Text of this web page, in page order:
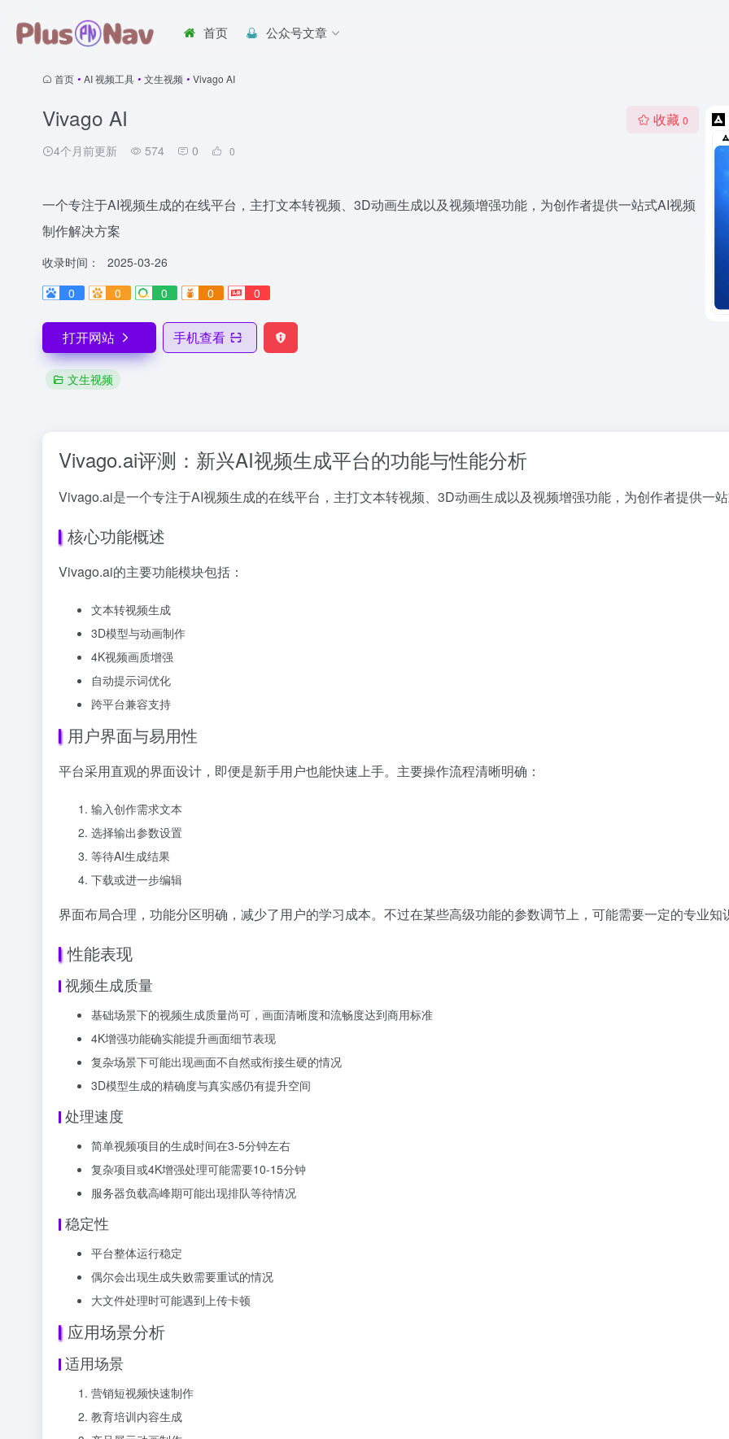
首页 公众号文章
首页 • AI 视频工具 • 文生视频 • Vivago AI
Vivago AI
4个月前更新 574 0 0
收藏 0
一个专注于AI视频生成的在线平台，主打文本转视频、3D动画生成以及视频增强功能，为创作者提供一站式AI视频
制作解决方案
收录时间：
2025-03-26
0
0 0 0 0
打开网站 手机查看
文生视频
Vivago.ai评测：新兴AI视频生成平台的功能与性能分析
Vivago.ai是一个专注于AI视频生成的在线平台，主打文本转视频、3D动画生成以及视频增强功能，为创作者提供一
核心功能概述
Vivago.ai的主要功能模块包括：
文本转视频生成
3D模型与动画制作
4K视频画质增强
自动提示词优化
跨平台兼容支持
用户界面与易用性
平台采用直观的界面设计，即便是新手用户也能快速上手。主要操作流程清晰明确：
输入创作需求文本
选择输出参数设置
等待AI生成结果
下载或进一步编辑
界面布局合理，功能分区明确，减少了用户的学习成本。不过在某些高级功能的参数调节上，可能需要一定的专业知
性能表现
视频生成质量
基础场景下的视频生成质量尚可，画面清晰度和流畅度达到商用标准
4K增强功能确实能提升画面细节表现
复杂场景下可能出现画面不自然或衔接生硬的情况
3D模型生成的精确度与真实感仍有提升空间
处理速度
简单视频项目的生成时间在3-5分钟左右
复杂项目或4K增强处理可能需要10-15分钟
服务器负载高峰期可能出现排队等待情况
稳定性
平台整体运行稳定
偶尔会出现生成失败需要重试的情况
大文件处理时可能遇到上传卡顿
应用场景分析
适用场景
营销短视频快速制作
教育培训内容生成